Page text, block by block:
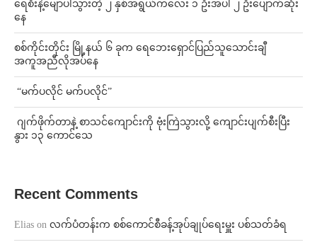
ရေစီးနဲ့မျောပါသွားတဲ့ ၂ နှစ်အရွယ်ကလေး ၁ ဦးအပါ ၂ ဦးပျောက်ဆုံး
နေ
စစ်ကိုင်းတိုင်း မြို့နယ် ၆ ခုက ရေဘေးရှောင်ပြည်သူသောင်းချီ
အကူအညီလိုအပ်နေ
⁨ ⁨“မက်ပလိုင် မက်ပလိုင်”
⁨⁩ ⁨ဂျက်ဖိုက်တာနဲ့ စာသင်ကျောင်းကို ဗုံးကြဲသွားလို့ ကျောင်းပျက်စီးပြီး
နွား ၁၃ ကောင်သေ
Recent Comments
Elias on လက်ပံတန်းက စစ်ကောင်စီခန့်အုပ်ချုပ်ရေးမှူး ပစ်သတ်ခံရ